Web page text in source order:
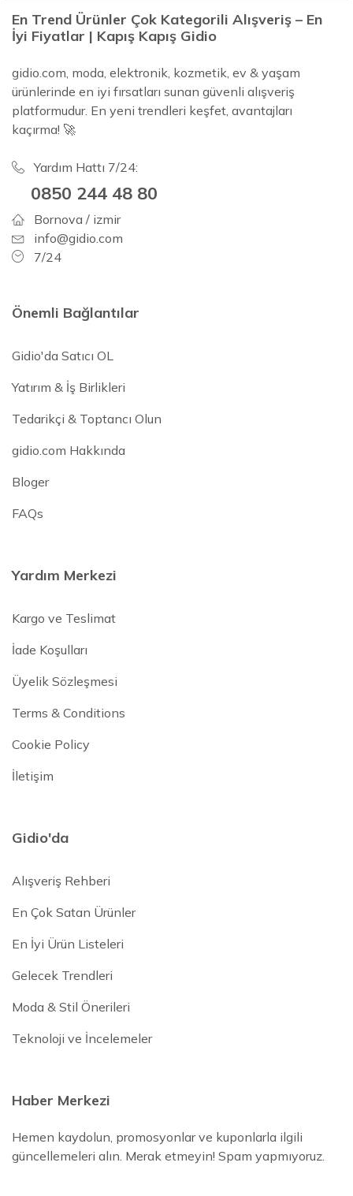
En Trend Ürünler Çok Kategorili Alışveriş – En
İyi Fiyatlar | Kapış Kapış Gidio
gidio.com, moda, elektronik, kozmetik, ev & yaşam
ürünlerinde en iyi fırsatları sunan güvenli alışveriş
platformudur. En yeni trendleri keşfet, avantajları
kaçırma! 🚀
Yardım Hattı 7/24:
0850 244 48 80
Bornova / izmir
info@gidio.com
7/24
Önemli Bağlantılar
Gidio'da Satıcı OL
Yatırım & İş Birlikleri
Tedarikçi & Toptancı Olun
gidio.com Hakkında
Bloger
FAQs
Yardım Merkezi
Kargo ve Teslimat
İade Koşulları
Üyelik Sözleşmesi
Terms & Conditions
Cookie Policy
İletişim
Gidio'da
Alışveriş Rehberi
En Çok Satan Ürünler
En İyi Ürün Listeleri
Gelecek Trendleri
Moda & Stil Önerileri
Teknoloji ve İncelemeler
Haber Merkezi
Hemen kaydolun, promosyonlar ve kuponlarla ilgili
güncellemeleri alın. Merak etmeyin! Spam yapmıyoruz.